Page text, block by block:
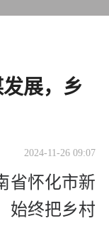
展，乡
2024-11-26 09:07
省怀化市新
始终把乡村